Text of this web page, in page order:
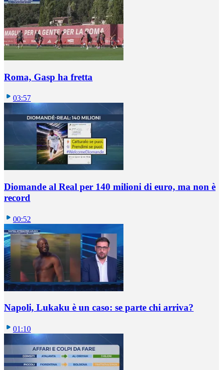
Roma, Gasp ha fretta
03:57
Diomande al Real per 140 milioni di euro, ma non è
record
00:52
Napoli, Lukaku è un caso: se parte chi arriva?
01:10